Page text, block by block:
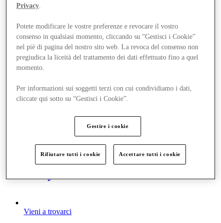
Offerte
Vieni a trovarci
Privacy.
Potete modificare le vostre preferenze e revocare il vostro
consenso in qualsiasi momento, cliccando su “Gestisci i Cookie”
nel piè di pagina del nostro sito web. La revoca del consenso non
pregiudica la liceità del trattamento dei dati effettuato fino a quel
momento.
Per informazioni sui soggetti terzi con cui condividiamo i dati,
cliccate qui sotto su “Gestisci i Cookie”.
Gestire i cookie
Rifiutare tutti i cookie Accettare tutti i cookie